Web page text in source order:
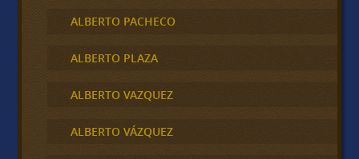
ALBERTO PACHECO
ALBERTO PLAZA
ALBERTO VAZQUEZ
ALBERTO VÁZQUEZ